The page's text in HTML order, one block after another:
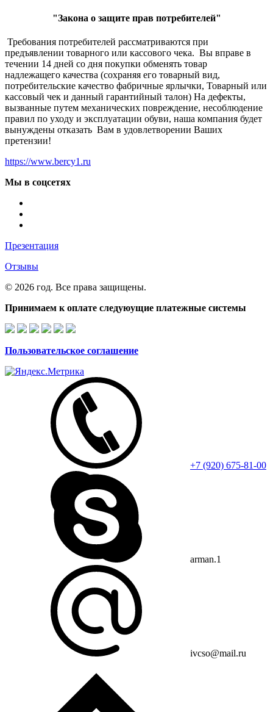
"Закона о защите прав потребителей"
Требования потребителей рассматриваются при
предъявлении товарного или кассового чека. Вы вправе в
течении 14 дней со дня покупки обменять товар
надлежащего качества (сохраняя его товарный вид,
потребительские качество фабричные ярлычки, Товарный или
кассовый чек и данный гарантийный талон) На дефекты,
вызванные путем механических повреждение, несоблюдение
правил по уходу и эксплуатации обуви, наша компания будет
вынуждены отказать Вам в удовлетворении Ваших
претензии!
https://www.bercy1.ru
Мы в соцсетях
Презентация
Отзывы
© 2026 год. Все права защищены.
Принимаем к оплате следуюущие платежные системы
Пользовательское соглашение
+7 (920) 675-81-00
arman.1
ivcso@mail.ru